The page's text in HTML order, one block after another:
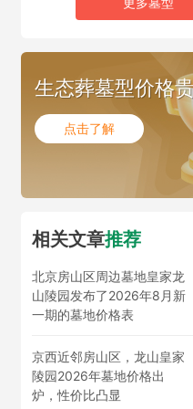
生态葬墓型价格
点击了解
相关文章推荐
北京房山区周边墓地皇家龙
山陵园发布了2026年8月新
一期的墓地价格表
京西近邻房山区，龙山皇家
陵园2026年墓地价格出
炉，性价比凸显